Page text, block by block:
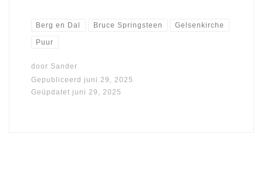
Berg en Dal Bruce Springsteen Gelsenkirche
Puur
door Sander
Gepubliceerd juni 29, 2025
Geüpdatet juni 29, 2025